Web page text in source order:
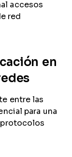
accesos
red
en
entre las
para una